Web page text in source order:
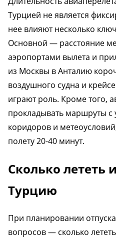
Турцией не является
нее влияют несколько
Основной — расстояние
аэропортами вылета и
из Москвы в Анталию
воздушного судна и
играют роль. Кроме того,
прокладывать маршруты
коридоров и
полету 20-40 минут.
Сколько лететь
Турцию
При планировании
вопросов — сколько